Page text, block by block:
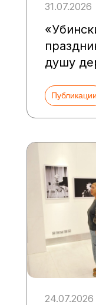
31.07.2026
душу
Публикации
24.07.2026